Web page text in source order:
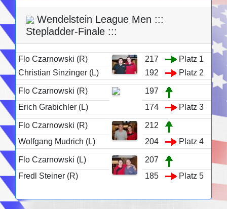
Wendelstein League Men :::
Stepladder-Finale :::
Flo Czarnowski (R) 217
Platz 1
Christian Sinzinger (L)
192 Platz 2
Flo Czarnowski (R)
197
Erich Grabichler (L)
174 Platz 3
Flo Czarnowski (R)
212
Wolfgang Mudrich (L)
204 Platz 4
Flo Czarnowski (L)
207
Fredl Steiner (R)
185 Platz 5